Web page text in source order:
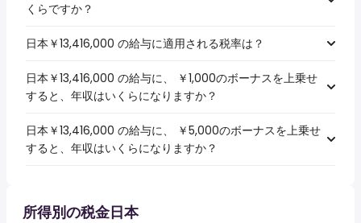
くらですか？
日本￥13,416,000 の給与に適用される税率は？
日本￥13,416,000 の給与に、 ￥1,000のボーナスを上乗せ
すると、年収はいくらになりますか？
日本￥13,416,000 の給与に、 ￥5,000のボーナスを上乗せ
すると、年収はいくらになりますか？
所得別の税金日本